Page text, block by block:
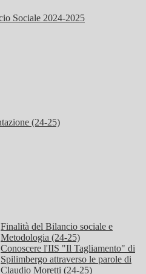
Sociale 2024-2025
(24-25)
Finalità del Bilancio sociale e
Metodologia (24-25)
Conoscere l'IIS "Il Tagliamento" di
Spilimbergo attraverso le parole di
Claudio Moretti (24-25)